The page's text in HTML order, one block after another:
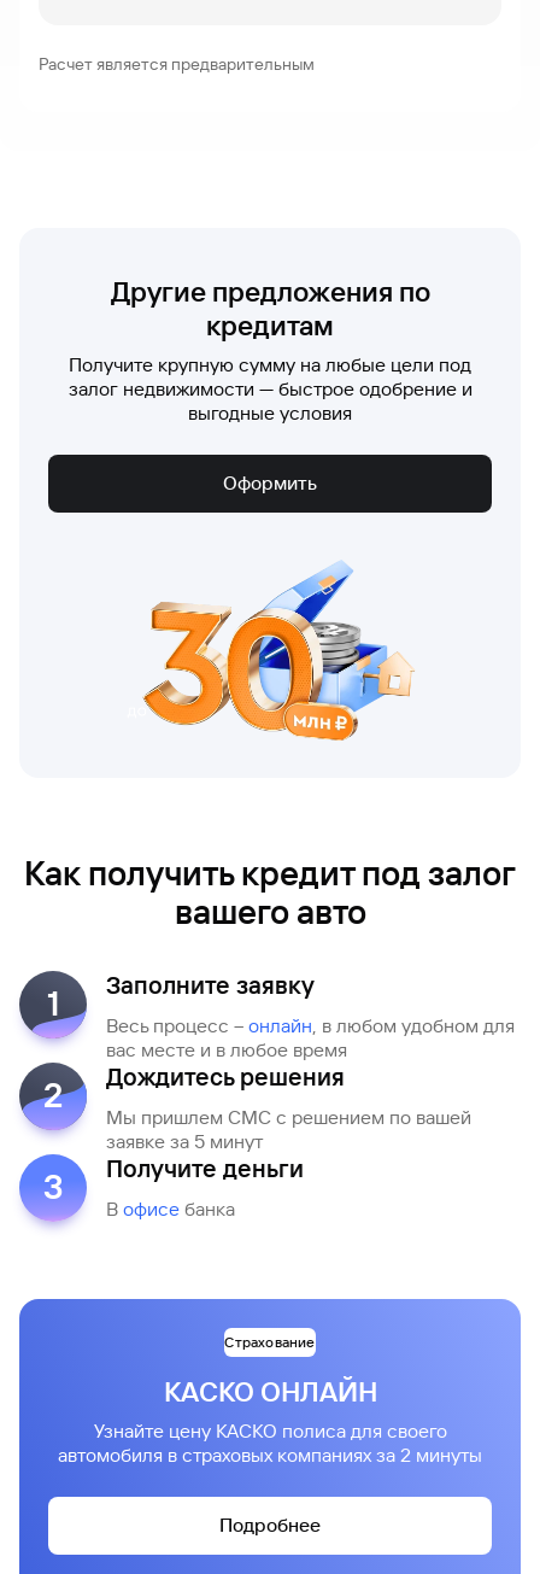
Расчет является предварительным
Другие предложения по
кредитам
Получите крупную сумму на любые цели под
залог недвижимости — быстрое одобрение и
выгодные условия
Оформить
Как получить кредит под залог
вашего авто
1 Заполните заявку
Весь процесс – онлайн, в любом удобном для
вас месте и в любое время
2 Дождитесь решения
Мы пришлем СМС с решением по вашей
заявке за 5 минут
3 Получите деньги
В офисе банка
Страхование
КАСКО ОНЛАЙН
Узнайте цену КАСКО полиса для своего
автомобиля в страховых компаниях за 2 минуты
Подробнее